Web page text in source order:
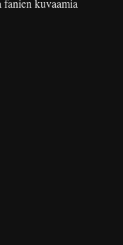
fanien kuvaamia